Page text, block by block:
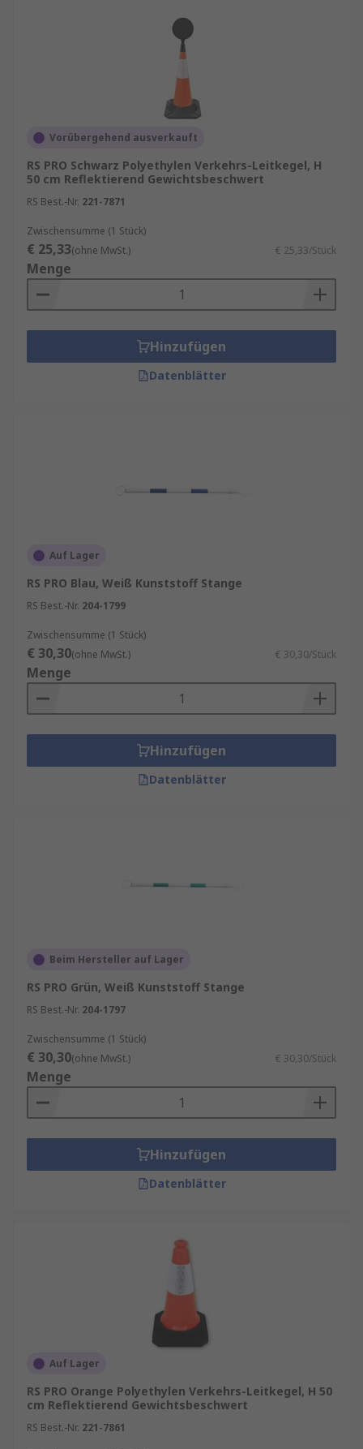
Vorübergehend ausverkauft
RS PRO Schwarz Polyethylen Verkehrs-Leitkegel, H
50 cm Reflektierend Gewichtsbeschwert
RS Best.-Nr. 221-7871
Zwischensumme (1 Stück)
€ 25,33(ohne MwSt.) € 25,33/Stück
Menge
Hinzufügen
Datenblätter
Auf Lager
RS PRO Blau, Weiß Kunststoff Stange
RS Best.-Nr. 204-1799
Zwischensumme (1 Stück)
€ 30,30(ohne MwSt.) € 30,30/Stück
Menge
Hinzufügen
Datenblätter
Beim Hersteller auf Lager
RS PRO Grün, Weiß Kunststoff Stange
RS Best.-Nr. 204-1797
Zwischensumme (1 Stück)
€ 30,30(ohne MwSt.) € 30,30/Stück
Menge
Hinzufügen
Datenblätter
Auf Lager
RS PRO Orange Polyethylen Verkehrs-Leitkegel, H 50
cm Reflektierend Gewichtsbeschwert
RS Best.-Nr. 221-7861